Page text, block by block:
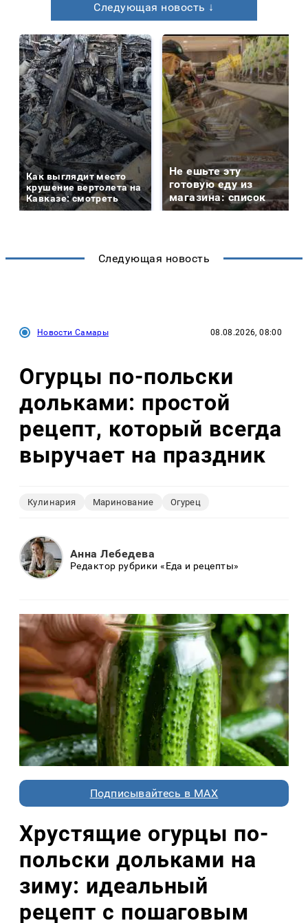
Следующая новость ↓
Как выглядит место
крушение вертолета на
Кавказе: смотреть
Не ешьте эту
готовую еду из
магазина: список
Следующая новость
Новости Самары 08.08.2026, 08:00
Огурцы по‑польски
дольками: простой
рецепт, который всегда
выручает на праздник
Кулинария Маринование Огурец
Анна Лебедева
Редактор рубрики «Еда и рецепты»
Подписывайтесь в MAX
Хрустящие огурцы по-
польски дольками на
зиму: идеальный
рецепт с пошаговым